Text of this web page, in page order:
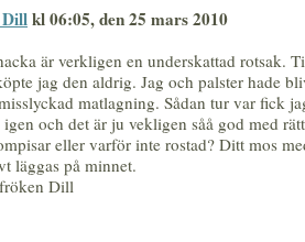
kl 06:05, den 25 mars 2010
är verkligen en underskattad rotsak.
jag den aldrig. Jag och palster hade
matlagning. Sådan tur var fick
och det är ju vekligen såå god med rätt
eller varför inte rostad? Ditt mos
läggas på minnet.
Dill